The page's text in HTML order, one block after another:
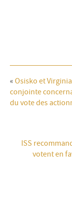
« Osisko et
conjointe
du vote des
ISS
votent en